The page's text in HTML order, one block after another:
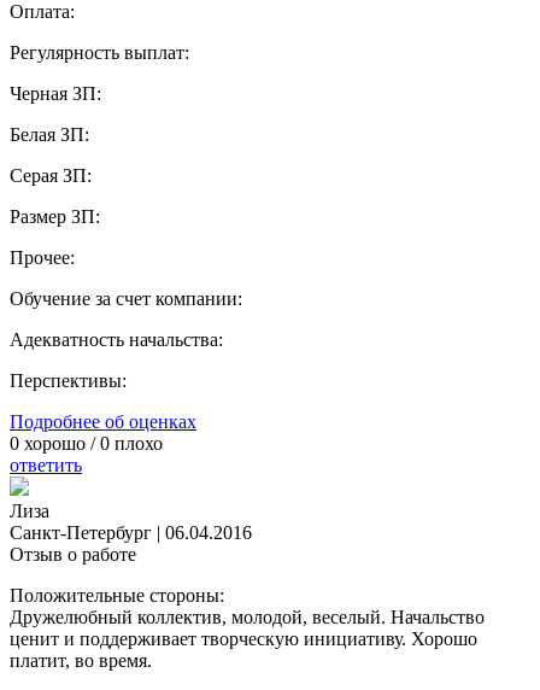
Оплата:
Регулярность выплат:
Черная ЗП:
Белая ЗП:
Серая ЗП:
Размер ЗП:
Прочее:
Обучение за счет компании:
Адекватность начальства:
Перспективы:
Подробнее об оценках
0 хорошо /0 плохо
ответить
Лиза
Санкт-Петербург | 06.04.2016
Отзыв о работе
Положительные стороны:
Дружелюбный коллектив, молодой, веселый. Начальство
ценит и поддерживает творческую инициативу. Хорошо
платит, во время.